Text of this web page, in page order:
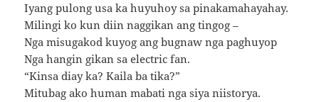
Iyang pulong usa ka huyuhoy sa pinakamahayahay.
Milingi ko kun diin naggikan ang tingog –
Nga misugakod kuyog ang bugnaw nga paghuyop
Nga hangin gikan sa electric fan.
“Kinsa diay ka? Kaila ba tika?”
Mitubag ako human mabati nga siya niistorya.